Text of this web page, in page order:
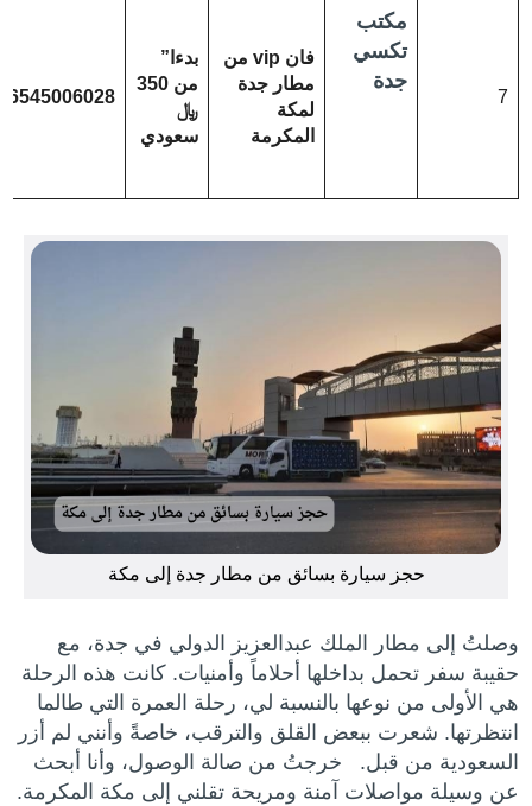
7
مكتب
تكسي
جدة
فان vip من
مطار جدة
لمكة
المكرمة
بدءا”
من 350
﷼
سعودي
حجز سيارة بسائق من مطار جدة إلى مكة
وصلتُ إلى مطار الملك عبدالعزيز الدولي في جدة، مع
حقيبة سفر تحمل بداخلها أحلاماً وأمنيات. كانت هذه الرحلة
هي الأولى من نوعها بالنسبة لي، رحلة العمرة التي طالما
انتظرتها. شعرت ببعض القلق والترقب، خاصةً وأنني لم أزر
السعودية من قبل. خرجتُ من صالة الوصول، وأنا أبحث
عن وسيلة مواصلات آمنة ومريحة تقلني إلى مكة المكرمة.